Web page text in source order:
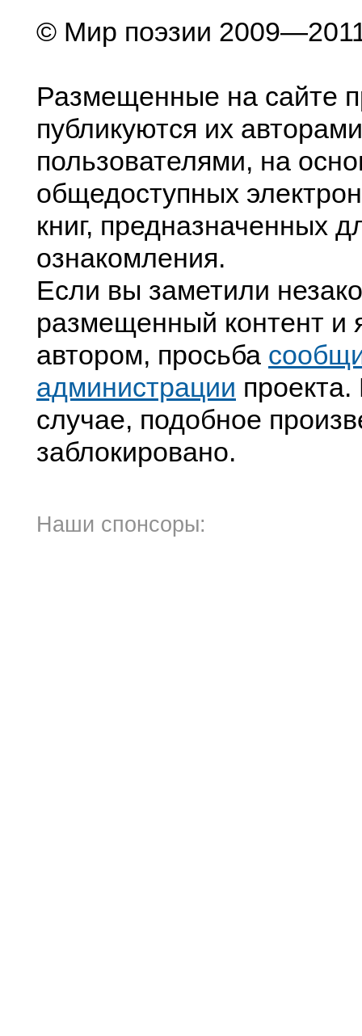
© Мир поэзии
Размещенные на сайте
публикуются их
пользователями, на
общедоступных
книг, предназначенных
ознакомления.
Если вы заметили
размещенный контент и
автором, просьба
администрации
случае, подобное
заблокировано.
Наши спонсоры: